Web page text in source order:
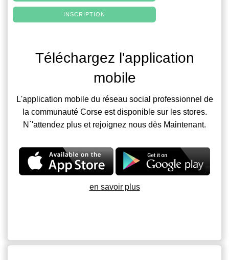
INSCRIPTION
Téléchargez l'application
mobile
L'application mobile du réseau social professionnel de
la communauté Corse est disponible sur les stores.
N`'attendez plus et rejoignez nous dès Maintenant.
en savoir plus